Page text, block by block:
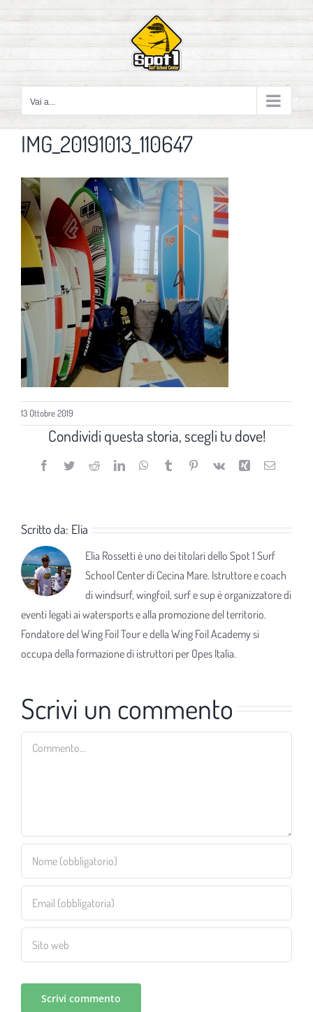
contenuto
Vai a...
IMG_20191013_110647
13 Ottobre 2019
Condividi questa storia, scegli tu dove!
Facebook
TwitterRedditLinkedInWhatsApp
TumblrPinterest
Vk Xing Email
Scritto da: Elia
Elia Rossetti è uno dei titolari dello Spot 1 Surf
School Center di Cecina Mare. Istruttore e coach
di windsurf, wingfoil, surf e sup è organizzatore di
eventi legati ai watersports e alla promozione del territorio.
Fondatore del Wing Foil Tour e della Wing Foil Academy si
occupa della formazione di istruttori per Opes Italia.
Scrivi un commento
Commento